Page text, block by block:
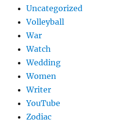
Uncategorized
Volleyball
War
Watch
Wedding
Women
Writer
YouTube
Zodiac